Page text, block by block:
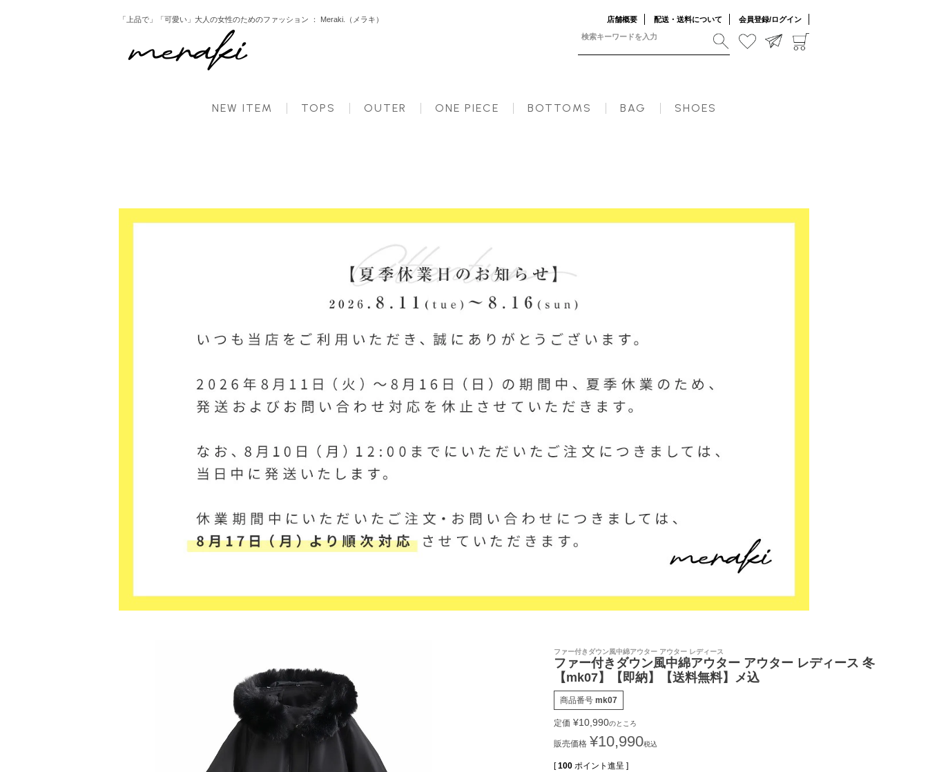
「上品で」「可愛い」大人の女性のためのファッション ： Meraki.（メラキ） 店舗概要 配送・送料について 会員登録/ログイン
NEW ITEM TOPS OUTER ONE PIECE BOTTOMS BAG SHOES
ファー付きダウン風中綿アウター アウター レディース 冬【mk07】【即納】【送料無料】メ込
ファー付きダウン風中綿アウター アウター レディース
ファー付きダウン風中綿アウター アウター レディース 冬
【mk07】【即納】【送料無料】メ込
商品番号 mk07
定価 ¥10,990のところ
販売価格 ¥10,990税込
[ 100 ポイント進呈 ]